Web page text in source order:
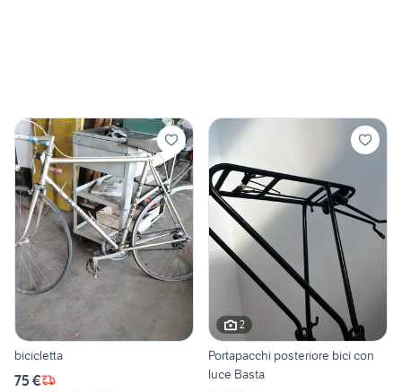
bicicletta
75 €
2
Portapacchi posteriore bici con
luce Basta